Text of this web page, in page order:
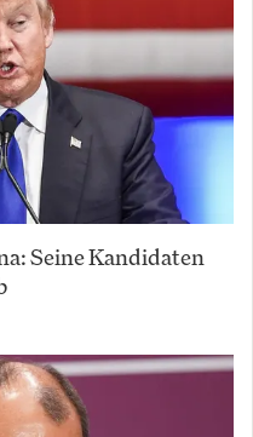
Seine Kandidaten